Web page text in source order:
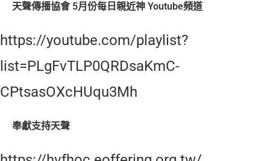
天聲傳播協會 5月份每日親近神 Youtube頻道
https://youtube.com/playlist?
list=PLgFvTLP0QRDsaKmC-
CPtsasOXcHUqu3Mh
奉獻支持天聲